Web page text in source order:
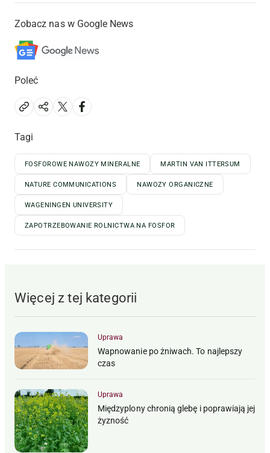
Zobacz nas w Google News
Poleć
Tagi
FOSFOROWE NAWOZY MINERALNE MARTIN VAN ITTERSUM
NATURE COMMUNICATIONS NAWOZY ORGANICZNE
WAGENINGEN UNIVERSITY
ZAPOTRZEBOWANIE ROLNICTWA NA FOSFOR
Więcej z tej kategorii
Uprawa
Wapnowanie po żniwach. To najlepszy
czas
Uprawa
Międzyplony chronią glebę i poprawiają jej
żyzność